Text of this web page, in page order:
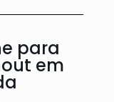
para
em